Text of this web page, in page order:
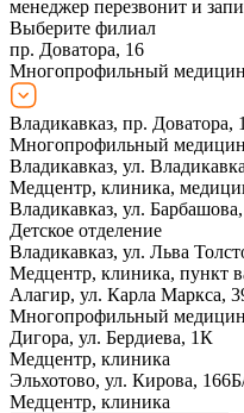
менеджер перезвонит и
Выберите филиал
пр. Доватора, 16
Многопрофильный
Владикавказ, пр. Доватора,
Многопрофильный
Владикавказ, ул.
Медцентр, клиника,
Владикавказ, ул.
Детское отделение
Владикавказ, ул. Льва
Медцентр, клиника, пункт
Алагир, ул. Карла Маркса,
Многопрофильный
Дигора, ул. Бердиева, 1К
Медцентр, клиника
Эльхотово, ул. Кирова,
Медцентр, клиника